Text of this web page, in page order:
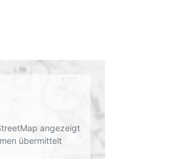
angezeigt
übermittelt